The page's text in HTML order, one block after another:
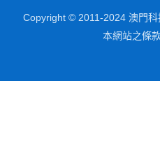
Copyright © 2011-2024 澳門
本網站之條